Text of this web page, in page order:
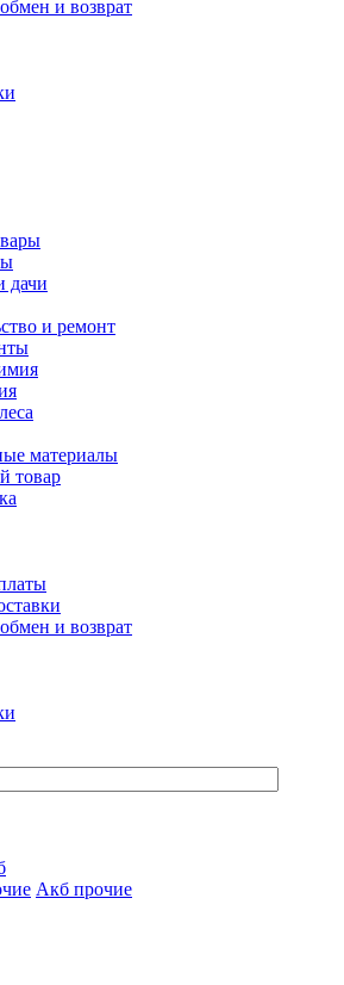
и возврат
дачи
и ремонт
материалы
товар
и возврат
Акб прочие